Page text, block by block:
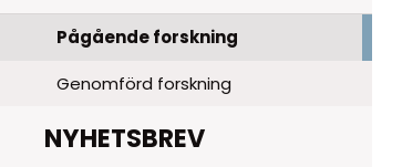
Pågående forskning
Genomförd forskning
NYHETSBREV